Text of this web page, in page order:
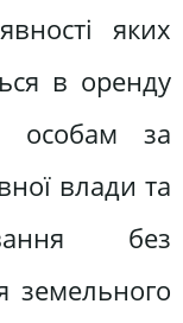
яких
в оренду
особам за
влади та
без
земельного